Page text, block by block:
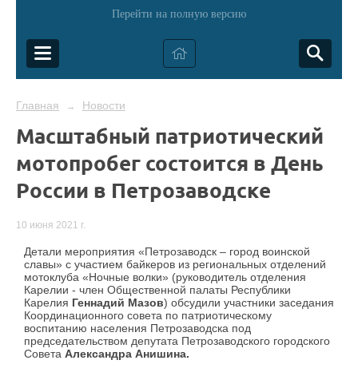
Перейти на полную версию
Главная → Новости
Масштабный патриотический
мотопробег состоится в День
России в Петрозаводске
10 июня 2021 г.
Детали мероприятия «Петрозаводск – город воинской
славы» с участием байкеров из региональных отделений
мотоклуба «Ночные волки» (руководитель отделения
Карелии - член Общественной палаты Республики
Карелия Геннадий Мазов) обсудили участники заседания
Координационного совета по патриотическому
воспитанию населения Петрозаводска под
председательством депутата Петрозаводского городского
Совета Александра Анишина.